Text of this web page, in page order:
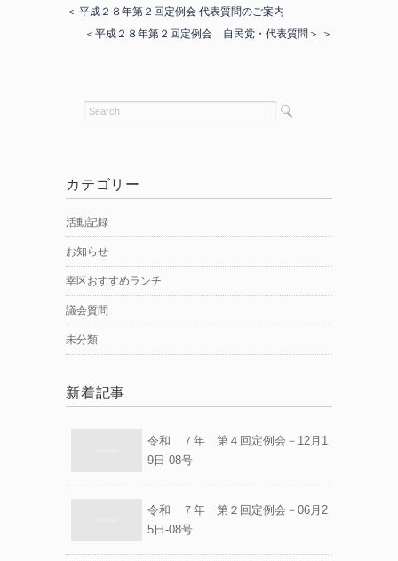
＜ 平成２８年第２回定例会 代表質問のご案内
＜平成２８年第２回定例会 自民党・代表質問＞ ＞
カテゴリー
活動記録
お知らせ
幸区おすすめランチ
議会質問
未分類
新着記事
令和 ７年 第４回定例会－12月1
9日-08号
令和 ７年 第２回定例会－06月2
5日-08号